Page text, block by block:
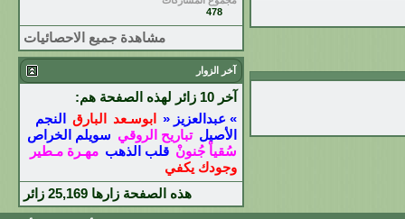
478
مشاهدة جميع الاحصائيات
آخر الزوار
آخر 10 زائر لهذه الصفحة هم:
» عبدالعزيز «
ابوسـعد البارق
النجم
الأصيل تباريح الروقي سويلم الخراص
سُقياْ جُنونْ قلب الذهب مهـرة مـطير
وجودك يكفي
هذه الصفحة زارها 25,169 زائر